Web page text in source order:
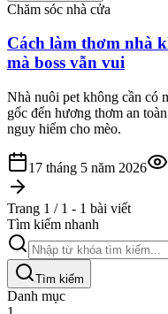
Chăm sóc nhà cửa
Cách làm thơm nhà
mà boss vẫn vui
Nhà nuôi pet không cần có
gốc đến hương thơm an
nguy hiểm cho mèo.
17 tháng 5 năm 2026
Trang 1 / 1 - 1 bài viết
Tìm kiếm nhanh
Tìm kiếm
Danh mục